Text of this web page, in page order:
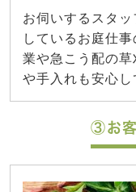
お伺いするスタ
しているお庭仕
業や急こう配の
や手入れも安心し
③お